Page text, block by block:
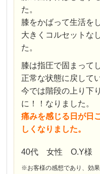
た。
膝をかばって生活を
大きくコルセットな
た。
膝は指圧で固まって
正常な状態に戻して
今では階段の上り下
に！！なりました。
痛みを感じる日が日
しくなりました。
40代 女性 O.Y様
※お客様の感想であり、効